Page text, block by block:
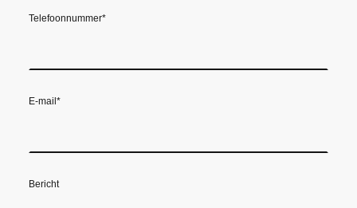
Telefoonnummer*
E-mail*
Bericht